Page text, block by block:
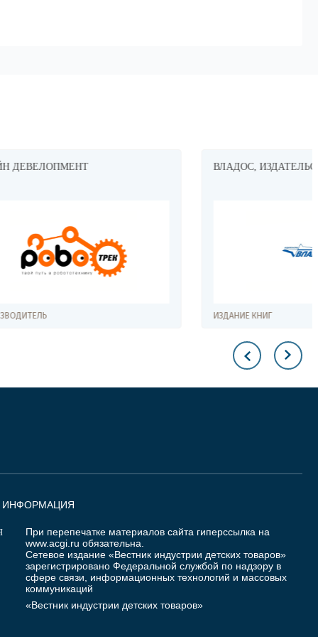
ВЛАДОС, ИЗДАТЕЛЬСТВО
ИНФОРМАЦИЯ
При перепечатке материалов сайта гиперссылка на
www.acgi.ru обязательна.
Сетевое издание «Вестник индустрии детских товаров»
зарегистрировано Федеральной службой по надзору в
сфере связи, информационных технологий и массовых
коммуникаций
«Вестник индустрии детских товаров»